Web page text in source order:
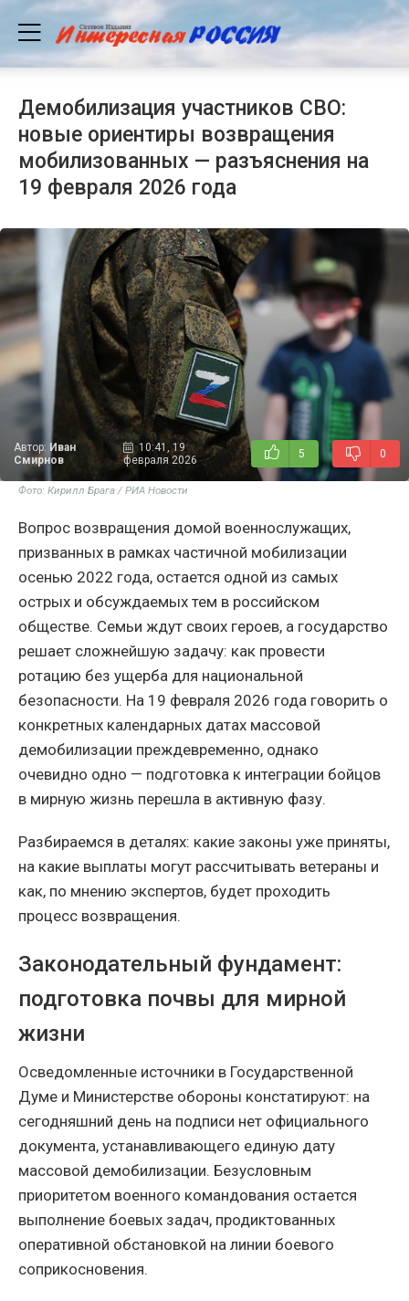
Демобилизация участников СВО:
новые ориентиры возвращения
мобилизованных — разъяснения на
19 февраля 2026 года
Автор: Иван
Смирнов
10:41, 19
февраля 2026
5 0
Фото: Кирилл Брага / РИА Новости
Вопрос возвращения домой военнослужащих,
призванных в рамках частичной мобилизации
осенью 2022 года, остается одной из самых
острых и обсуждаемых тем в российском
обществе. Семьи ждут своих героев, а государство
решает сложнейшую задачу: как провести
ротацию без ущерба для национальной
безопасности. На 19 февраля 2026 года говорить о
конкретных календарных датах массовой
демобилизации преждевременно, однако
очевидно одно — подготовка к интеграции бойцов
в мирную жизнь перешла в активную фазу.
Разбираемся в деталях: какие законы уже приняты,
на какие выплаты могут рассчитывать ветераны и
как, по мнению экспертов, будет проходить
процесс возвращения.
Законодательный фундамент:
подготовка почвы для мирной
жизни
Осведомленные источники в Государственной
Думе и Министерстве обороны констатируют: на
сегодняшний день на подписи нет официального
документа, устанавливающего единую дату
массовой демобилизации. Безусловным
приоритетом военного командования остается
выполнение боевых задач, продиктованных
оперативной обстановкой на линии боевого
соприкосновения.